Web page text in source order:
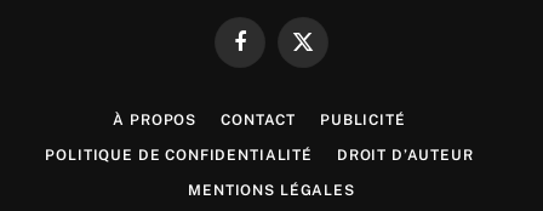
FacebookX
À PROPOS CONTACT PUBLICITÉ
POLITIQUE DE CONFIDENTIALITÉ DROIT D’AUTEUR
MENTIONS LÉGALES